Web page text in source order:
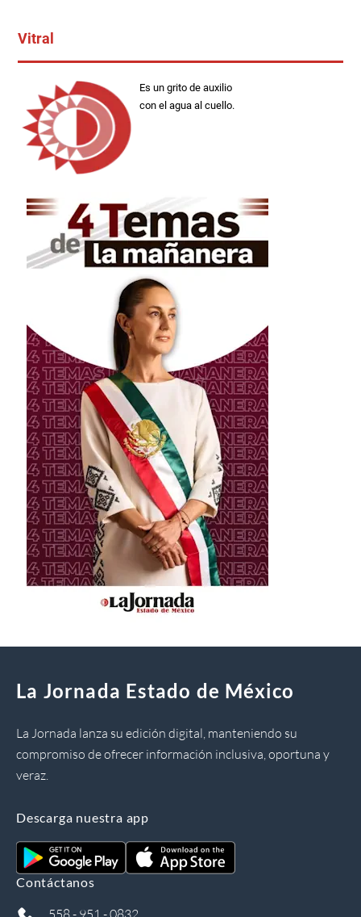
Vitral
Es un grito de auxilio
con el agua al cuello.
La Jornada Estado de México
La Jornada lanza su edición digital, manteniendo su
compromiso de ofrecer información inclusiva, oportuna y
veraz.
Descarga nuestra app
Contáctanos
558 - 951 - 0832